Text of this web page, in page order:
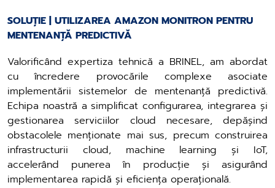
SOLUȚIE | UTILIZAREA AMAZON MONITRON PENTRU
MENTENANȚĂ PREDICTIVĂ
Valorificând expertiza tehnică a BRINEL, am abordat
cu încredere provocările complexe asociate
implementării sistemelor de mentenanță predictivă.
Echipa noastră a simplificat configurarea, integrarea și
gestionarea serviciilor cloud necesare, depășind
obstacolele menționate mai sus, precum construirea
infrastructurii cloud, machine learning și IoT,
accelerând punerea în producție și asigurând
implementarea rapidă și eficiența operațională.